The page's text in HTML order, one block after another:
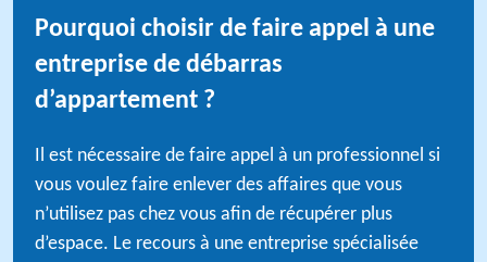
Pourquoi choisir de faire appel à une
entreprise de débarras
d’appartement ?
Il est nécessaire de faire appel à un professionnel si
vous voulez faire enlever des affaires que vous
n’utilisez pas chez vous afin de récupérer plus
d’espace. Le recours à une entreprise spécialisée